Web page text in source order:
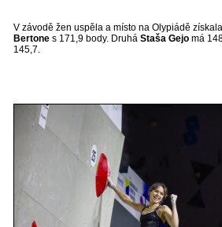
V závodě žen uspěla a místo na Olypiádě
Bertone s 171,9 body. Druhá Staša Gejo má
145,7.